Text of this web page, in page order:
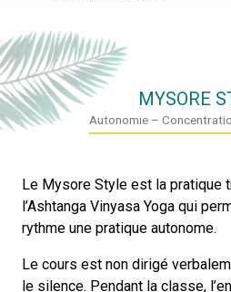
MYSORE
Autonomie –
Le Mysore Style est la pratique
l’Ashtanga Vinyasa Yoga qui
rythme une pratique autonome.
Le cours est non dirigé
le silence. Pendant la classe,